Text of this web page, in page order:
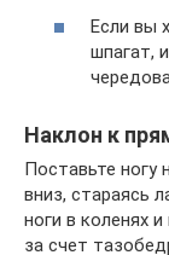
Если вы
шпагат,
Наклон к
Поставьте ногу
вниз, стараясь
ноги в коленях
за счет